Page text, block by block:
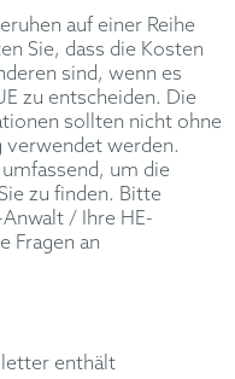
auf einer Reihe
Sie, dass die Kosten
sind, wenn es
zu entscheiden. Die
sollten nicht ohne
verwendet werden.
um die
zu finden. Bitte
/ Ihre HE-
Fragen an
enthält